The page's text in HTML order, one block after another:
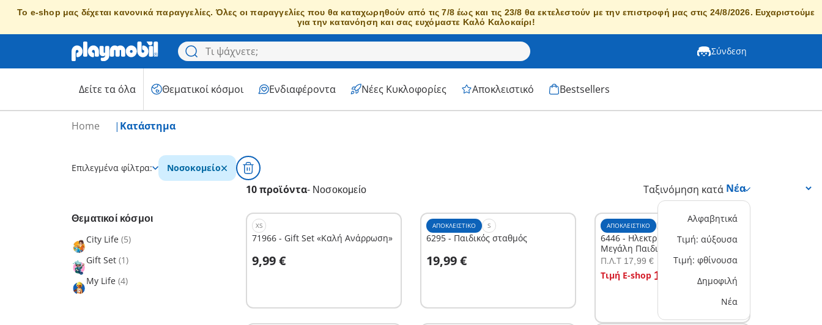
Το e-shop μας δέχεται κανονικά παραγγελίες. Όλες οι παραγγελίες που θα καταχωρηθούν από τις 7/8 έως και τις 23/8 θα εκτελεστούν με την επιστροφή μας στις 24/8/2026. Ευχαριστούμε
για την κατανόηση και σας ευχόμαστε Καλό Καλοκαίρι!
Σύνδεση
Δείτε τα όλα Θεματικοί κόσμοι Ενδιαφέροντα Νέες Κυκλοφορίες Αποκλειστικό Bestsellers
Home Κατάστημα
Επιλεγμένα φίλτρα: Νοσοκομείο
10 προϊόντα- Νοσοκομείο Ταξινόμηση κατά
Αλφαβητικά
Τιμή: αύξουσα
Τιμή: φθίνουσα
Δημοφιλή
Νέα
Θεματικοί κόσμοι
City Life (5)
Gift Set (1)
My Life (4)
XS
71966 - Gift Set «Καλή Ανάρρωση»
9,99 €Στο καλάθι
ΑΠΟΚΛΕΙΣΤΙΚΌ S
6295 - Παιδικός σταθμός
19,99 €
Στο καλάθι
ΑΠΟΚΛΕΙΣΤΙΚΌ
6446 - Ηλεκτρικός φωτισμός για τη
Μεγάλη Παιδιατρική Κλινική
Π.Λ.T 17,99 €
Τιμή E-shop 13,49 €
Στο καλάθι